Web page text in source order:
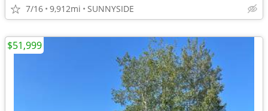
7/16 9,912mi SUNNYSIDE
$51,999